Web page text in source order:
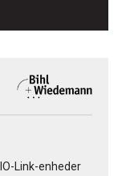
Link-enheder